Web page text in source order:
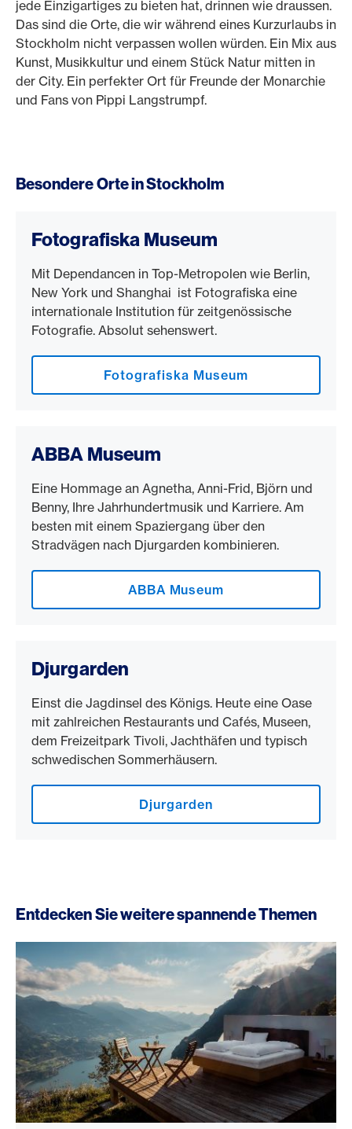
jede Einzigartiges zu bieten hat, drinnen wie draussen.
Das sind die Orte, die wir während eines Kurzurlaubs in
Stockholm nicht verpassen wollen würden. Ein Mix aus
Kunst, Musikkultur und einem Stück Natur mitten in
der City. Ein perfekter Ort für Freunde der Monarchie
und Fans von Pippi Langstrumpf.
Besondere Orte in Stockholm
Fotografiska Museum
Mit Dependancen in Top-Metropolen wie Berlin,
New York und Shanghai ist Fotografiska eine
internationale Institution für zeitgenössische
Fotografie. Absolut sehenswert.
Fotografiska Museum
ABBA Museum
Eine Hommage an Agnetha, Anni-Frid, Björn und
Benny, Ihre Jahrhundertmusik und Karriere. Am
besten mit einem Spaziergang über den
Stradvägen nach Djurgarden kombinieren.
ABBA Museum
Djurgarden
Einst die Jagdinsel des Königs. Heute eine Oase
mit zahlreichen Restaurants und Cafés, Museen,
dem Freizeitpark Tivoli, Jachthäfen und typisch
schwedischen Sommerhäusern.
Djurgarden
Entdecken Sie weitere spannende Themen